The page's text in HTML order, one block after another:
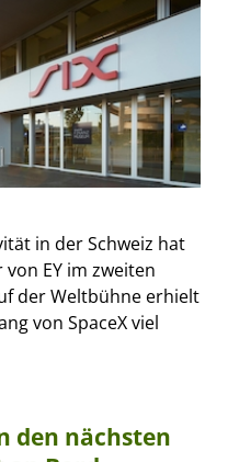
in der Schweiz hat
EY im zweiten
der Weltbühne erhielt
von SpaceX viel
den nächsten